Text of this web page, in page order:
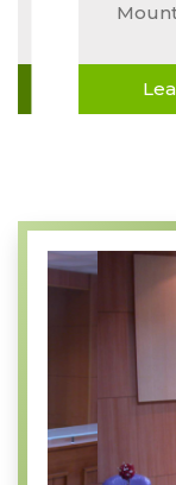
Lear